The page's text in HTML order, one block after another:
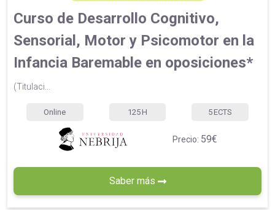
Curso de Desarrollo Cognitivo,
Sensorial, Motor y Psicomotor en la
Infancia Baremable en oposiciones*
(Titulaci...
Online 125 H 5 ECTS
Precio: 59€
Saber más